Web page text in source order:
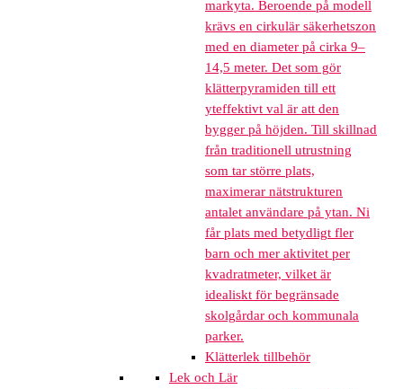
markyta. Beroende på modell
krävs en cirkulär säkerhetszon
med en diameter på cirka 9–
14,5 meter. Det som gör
klätterpyramiden till ett
yteffektivt val är att den
bygger på höjden. Till skillnad
från traditionell utrustning
som tar större plats,
maximerar nätstrukturen
antalet användare på ytan. Ni
får plats med betydligt fler
barn och mer aktivitet per
kvadratmeter, vilket är
idealiskt för begränsade
skolgårdar och kommunala
parker.
Klätterlek tillbehör
Lek och Lär